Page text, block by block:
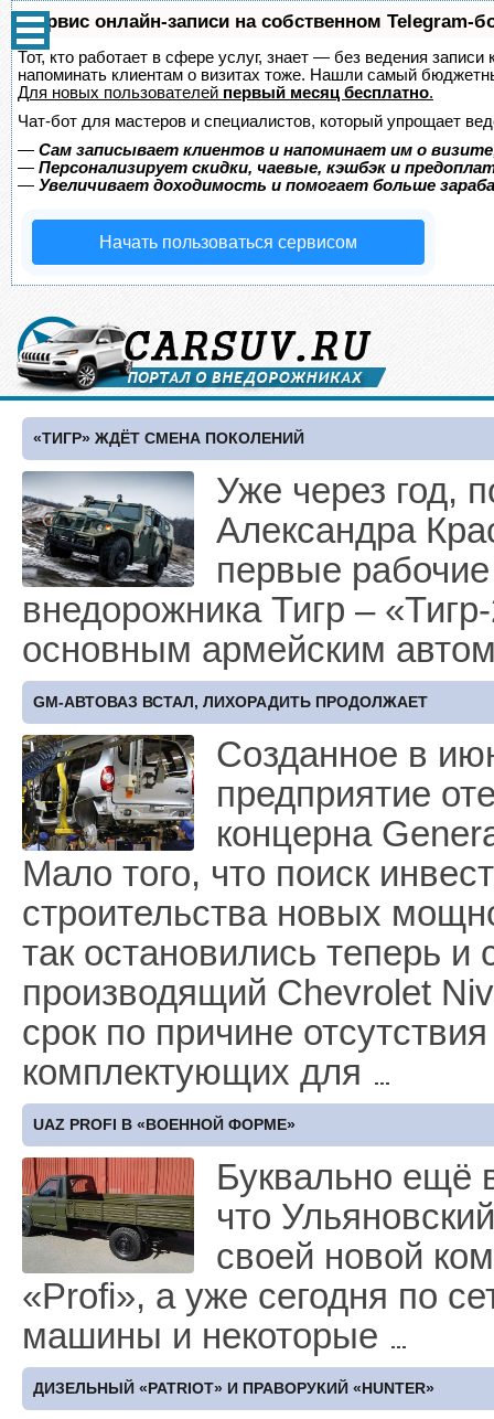
Сервис онлайн-записи на собственном Telegram-
Тот, кто работает в сфере услуг, знает — без ведения
напоминать клиентам о визитах тоже. Нашли самый
Для новых пользователей первый месяц бесплатно.
Чат-бот для мастеров и специалистов, который упрощает
— Сам записывает клиентов и напоминает им о
— Персонализирует скидки, чаевые, кэшбэк и
— Увеличивает доходимость и помогает больше
Начать пользоваться сервисом
«ТИГР» ЖДЁТ СМЕНА ПОКОЛЕНИЙ
Уже через год,
Александра
первые
внедорожника Тигр –
основным армейским
GM-АВТОВАЗ ВСТАЛ, ЛИХОРАДИТЬ ПРОДОЛЖАЕТ
Созданное в
предприятие
концерна
Мало того, что поиск
строительства новых
так остановились теперь
производящий Chevrolet
срок по причине
комплектующих для
UAZ PROFI В «ВОЕННОЙ ФОРМЕ»
Буквально ещё
что
своей новой
«Profi», а уже сегодня по
машины и некоторые
ДИЗЕЛЬНЫЙ «PATRIOT» И ПРАВОРУКИЙ «HUNTER»